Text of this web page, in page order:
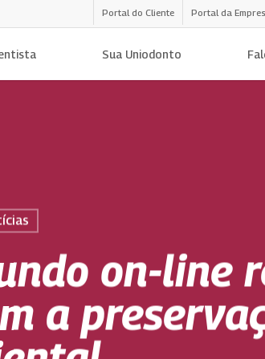
Portal do Cliente Portal da
Sua Uniodonto
on-line
a